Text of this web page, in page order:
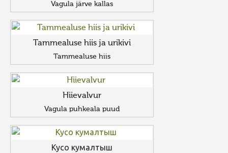
Vagula järve kallas
Tammealuse hiis ja urikivi
Tammealuse hiis
Hiievalvur
Vagula puhkeala puud
Кусо кумалтыш